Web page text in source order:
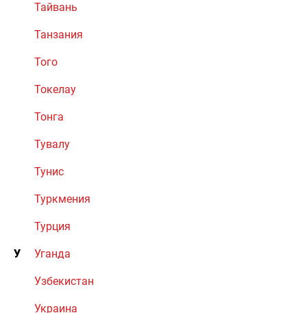
Тайвань
Танзания
Того
Токелау
Тонга
Тувалу
Тунис
Туркмения
Турция
У Уганда
Узбекистан
Украина